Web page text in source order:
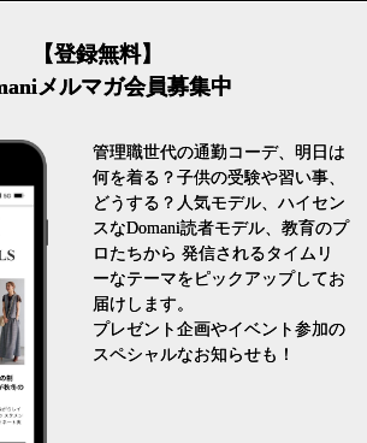
【登録無料】
メルマガ会員募集中
管理職世代の通勤コーデ、明日は
何を着る？子供の受験や習い事、
どうする？人気モデル、ハイセン
スなDomani読者モデル、教育のプ
ロたちから 発信されるタイムリ
ーなテーマをピックアップしてお
届けします。
プレゼント企画やイベント参加の
スペシャルなお知らせも！